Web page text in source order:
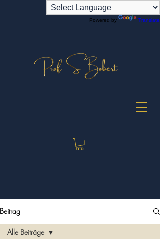
Powered by Translate
Beitrag
Alle Beiträge